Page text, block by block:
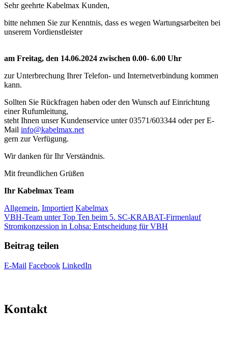
Sehr geehrte Kabelmax Kunden,
bitte nehmen Sie zur Kenntnis, dass es wegen Wartungsarbeiten bei
unserem Vordienstleister
am Freitag, den 14.06.2024 zwischen 0.00- 6.00 Uhr
zur Unterbrechung Ihrer Telefon- und Internetverbindung kommen
kann.
Sollten Sie Rückfragen haben oder den Wunsch auf Einrichtung
einer Rufumleitung,
steht Ihnen unser Kundenservice unter 03571/603344 oder per E-
Mail info@kabelmax.net
gern zur Verfügung.
Wir danken für Ihr Verständnis.
Mit freundlichen Grüßen
Ihr Kabelmax Team
Kategorien
Allgemein, Importiert Schlagwörter
Kabelmax
VBH-Team unter Top Ten beim 5. SC-KRABAT-Firmenlauf
Stromkonzession in Lohsa: Entscheidung für VBH
Beitrag teilen
E-Mail Facebook LinkedIn
Kontakt